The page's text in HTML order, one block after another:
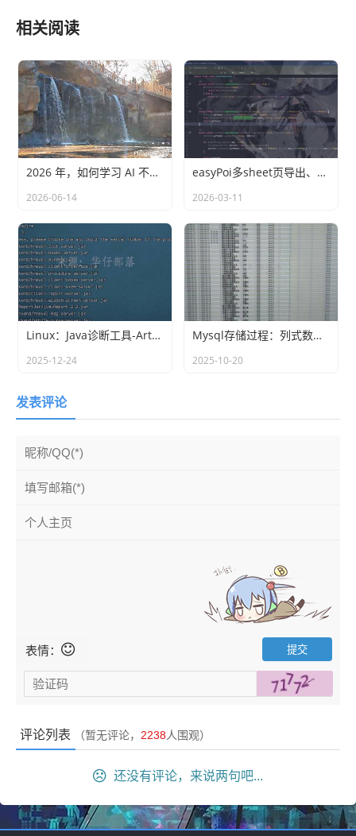
相关阅读
2026 年，如何学习 AI 不落后
2026-06-14
easyPoi多sheet页导出、自定义动态列(ExcelExportEntity)
2026-03-11
Linux：Java诊断工具-Arthas
2025-12-24
Mysql存储过程：列式数据转行式数据
2025-10-20
发表评论
表情：
评论列表 （暂无评论， 2238人围观）
还没有评论，来说两句吧...